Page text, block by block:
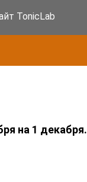
TonicLab
на 1 декабря.